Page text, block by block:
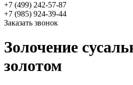
+7 (499) 242-57-87
+7 (985) 924-39-44
Заказать звонок
Золочение
золотом